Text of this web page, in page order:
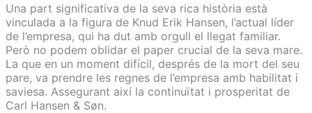
Una part significativa de la seva rica història està
vinculada a la figura de Knud Erik Hansen, l’actual líder
de l’empresa, qui ha dut amb orgull el llegat familiar.
Però no podem oblidar el paper crucial de la seva mare.
La que en un moment difícil, després de la mort del seu
pare, va prendre les regnes de l’empresa amb habilitat i
saviesa. Assegurant així la continuïtat i prosperitat de
Carl Hansen & Søn.